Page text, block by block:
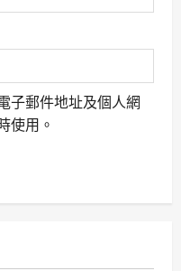
子郵件地址及個人網
使用。